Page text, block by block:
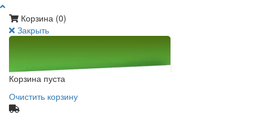
Корзина (0)
Закрыть
Корзина пуста
Очистить корзину